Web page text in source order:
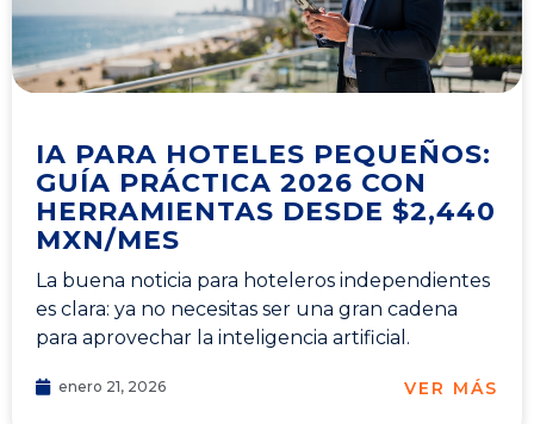
IA PARA HOTELES PEQUEÑOS:
GUÍA PRÁCTICA 2026 CON
HERRAMIENTAS DESDE $2,440
MXN/MES
La buena noticia para hoteleros independientes
es clara: ya no necesitas ser una gran cadena
para aprovechar la inteligencia artificial.
enero 21, 2026 VER MÁS